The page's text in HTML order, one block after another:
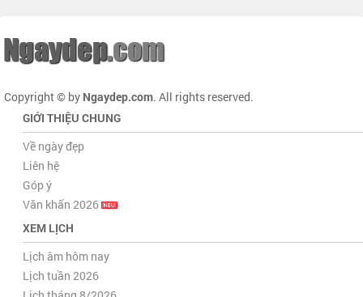
Copyright © by Ngaydep.com. All rights reserved.
GIỚI THIỆU CHUNG
Về ngày đẹp
Liên hệ
Góp ý
Văn khấn 2026
XEM LỊCH
Lịch âm hôm nay
Lịch tuần 2026